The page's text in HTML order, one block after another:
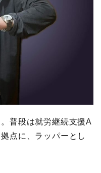
普段は就労継続支援A
点に、ラッパーとし